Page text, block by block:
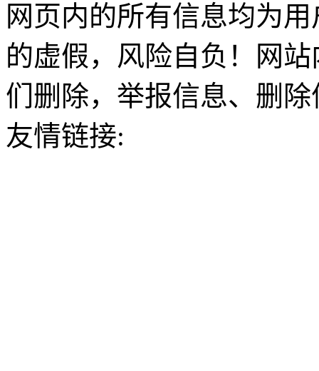
网页内的所有信息均为
的虚假，风险自负！网
们删除，举报信息、删
友情链接: